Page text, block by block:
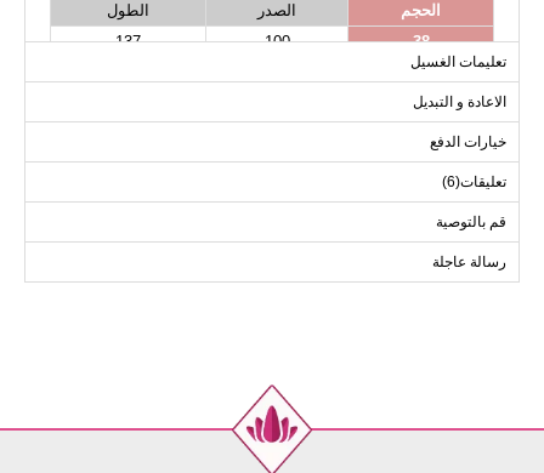
الحجم
الصدر
الطول
38
100
137
40
42
46
118
137
48
122
137
تعليمات الغسيل
الاعادة و التبديل
خيارات الدفع
تعليقات(6)
قم بالتوصية
رسالة عاجلة